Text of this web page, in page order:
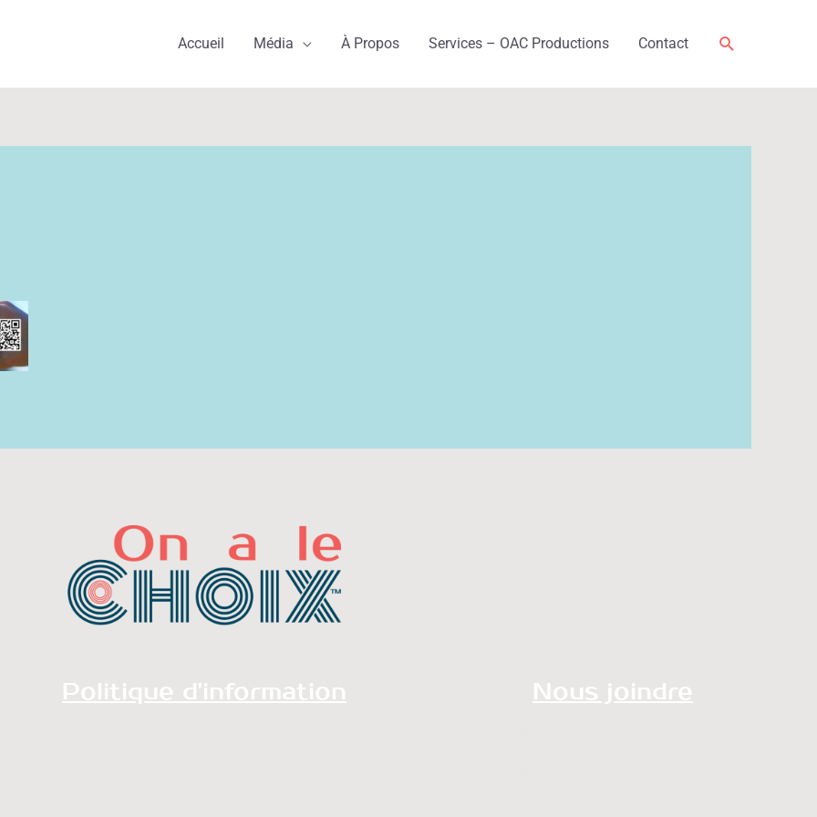
Accueil Média À Propos Services – OAC Productions Contact Rechercher
Politique d'information Nous joindre